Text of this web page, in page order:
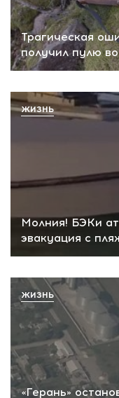
Трагическая
получил пулю
Молния! БЭКи
эвакуация с
ЖИЗНЬ
«Герань»
ЖИЗНЬ